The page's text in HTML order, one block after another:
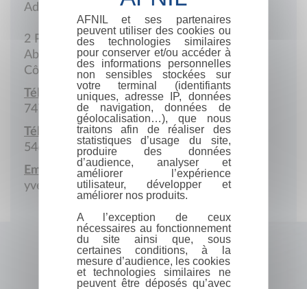
Adresse postale
2 Plateaux ENA
Abidjan
Côte d'ivoire
Téléphone :
747 950 923
Téléphone portable :
546 400 388
Email :
yvesahoussi@gmail.com
AFNIL et ses partenaires
peuvent utiliser des cookies ou
des technologies similaires
pour conserver et/ou accéder à
des informations personnelles
non sensibles stockées sur
votre terminal (identifiants
uniques, adresse IP, données
de navigation, données de
géolocalisation…), que nous
traitons afin de réaliser des
statistiques d’usage du site,
produire des données
d’audience, analyser et
améliorer l’expérience
utilisateur, développer et
améliorer nos produits.
A l’exception de ceux
nécessaires au fonctionnement
du site ainsi que, sous
certaines conditions, à la
mesure d’audience, les cookies
et technologies similaires ne
peuvent être déposés qu’avec